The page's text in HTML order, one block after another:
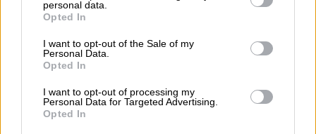
grant or deny consent to Google and its third-party tags to
use your data for below specified purposes in below Google
consent section.
personal data.
Opted In
I want to opt-out of the Sale of my
Personal Data.
Opted In
I want to opt-out of processing my
Personal Data for Targeted Advertising.
Opted In
πρώτη αίτησή μας επί της οποίας εκδόθηκε
εντολέων μας αυξάνεται με την πάροδο του
χρόνου και πρέπει να εξασφαλισθεί στο
συνολικά στο ποσό των 2.003.400,00ευρώ.